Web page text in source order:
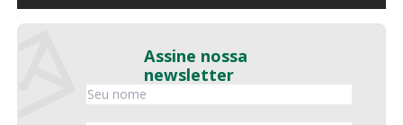
Assine nossa
newsletter